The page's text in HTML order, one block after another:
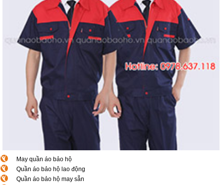
May quần áo bảo hộ
Quần áo bảo hộ lao động
Quần áo bảo hộ may sẵn